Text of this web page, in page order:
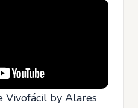
Vivofácil by Alares